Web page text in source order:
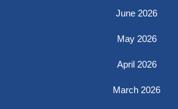
June 2026
May 2026
April 2026
March 2026